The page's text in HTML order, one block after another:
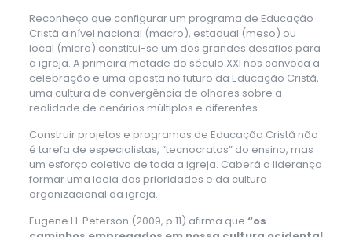
Reconheço que configurar um programa de Educação
Cristã a nível nacional (macro), estadual (meso) ou
local (micro) constitui-se um dos grandes desafios para
a igreja. A primeira metade do século XXI nos convoca a
celebração e uma aposta no futuro da Educação Cristã,
uma cultura de convergência de olhares sobre a
realidade de cenários múltiplos e diferentes.
Construir projetos e programas de Educação Cristã não
é tarefa de especialistas, “tecnocratas” do ensino, mas
um esforço coletivo de toda a igreja. Caberá a liderança
formar uma ideia das prioridades e da cultura
organizacional da igreja.
Eugene H. Peterson (2009, p.11) afirma que “os